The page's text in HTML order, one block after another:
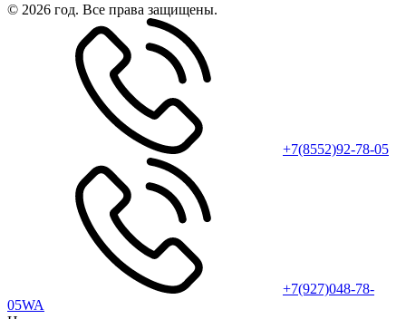
© 2026 год. Все права защищены.
+7(8552)92-78-05
+7(927)048-78-
05WA